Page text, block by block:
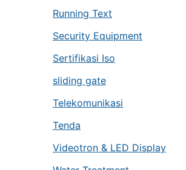
Running Text
Security Equipment
Sertifikasi Iso
sliding gate
Telekomunikasi
Tenda
Videotron & LED Display